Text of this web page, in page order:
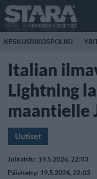
KESKUSRIKOSPOLIISI
Italian
Lightning
maantielle
Uutiset
Julkaistu: 19.5.2026, 22:03
Päivitetty: 19.5.2026, 22:03